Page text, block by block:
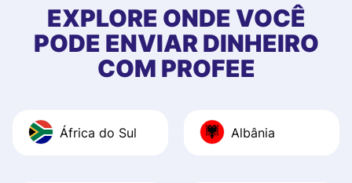
first started
app, and they
quick to provide
and helpful
Recommend it!
EXPLORE ONDE VOCÊ
PODE ENVIAR DINHEIRO
COM PROFEE
África do Sul Albânia